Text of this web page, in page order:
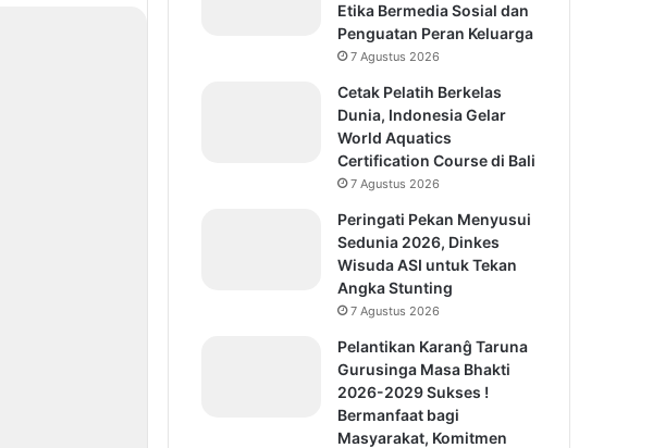
Etika Bermedia Sosial dan
Penguatan Peran Keluarga
7 Agustus 2026
Cetak Pelatih Berkelas
Dunia, Indonesia Gelar
World Aquatics
Certification Course di Bali
7 Agustus 2026
Peringati Pekan Menyusui
Sedunia 2026, Dinkes
Wisuda ASI untuk Tekan
Angka Stunting
7 Agustus 2026
Pelantikan Karanĝ Taruna
Gurusinga Masa Bhakti
2026-2029 Sukses !
Bermanfaat bagi
Masyarakat, Komitmen